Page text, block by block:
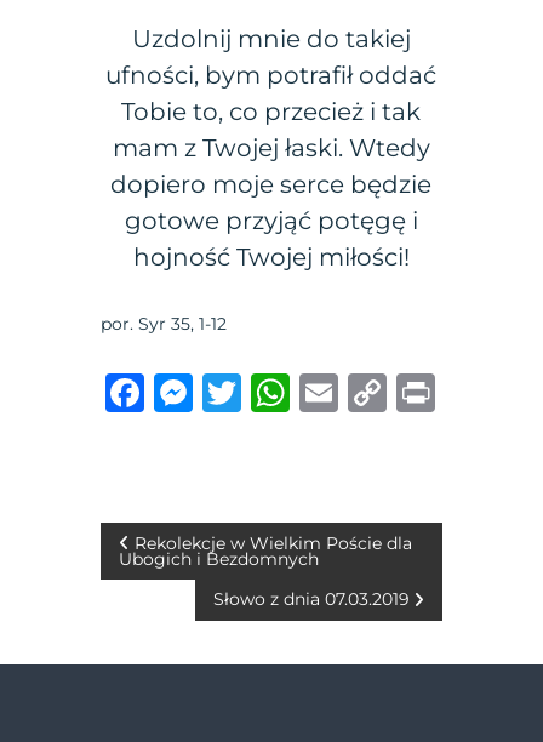
Uzdolnij mnie do takiej
ufności, bym potrafił oddać
Tobie to, co przecież i tak
mam z Twojej łaski. Wtedy
dopiero moje serce będzie
gotowe przyjąć potęgę i
hojność Twojej miłości!
por. Syr 35, 1-12
F
b
o
k
M
n
g
er
T
r
W
A
p
p
E
C
Li
n
k
N
w
Rekolekcje w Wielkim Poście dla
Ubogich i Bezdomnych
Słowo z dnia 07.03.2019